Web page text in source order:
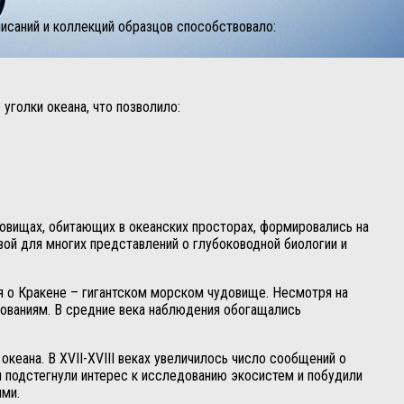
и коллекций образцов способствовало:
океана, что позволило:
обитающих в океанских просторах, формировались на
для многих представлений о глубоководной биологии и
о Кракене – гигантском морском чудовище. Несмотря на
В средние века наблюдения обогащались
В XVII-XVIII веках увеличилось число сообщений о
интерес к исследованию экосистем и побудили